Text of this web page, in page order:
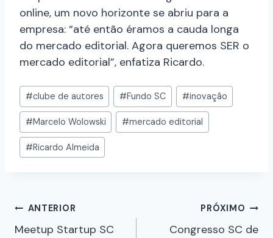
online, um novo horizonte se abriu para a
empresa: “até então éramos a cauda longa
do mercado editorial. Agora queremos SER o
mercado editorial”, enfatiza Ricardo.
#clube de autores #Fundo SC #inovação
#Marcelo Wolowski #mercado editorial
#Ricardo Almeida
ANTERIOR
Meetup Startup SC
PRÓXIMO
Congresso SC de